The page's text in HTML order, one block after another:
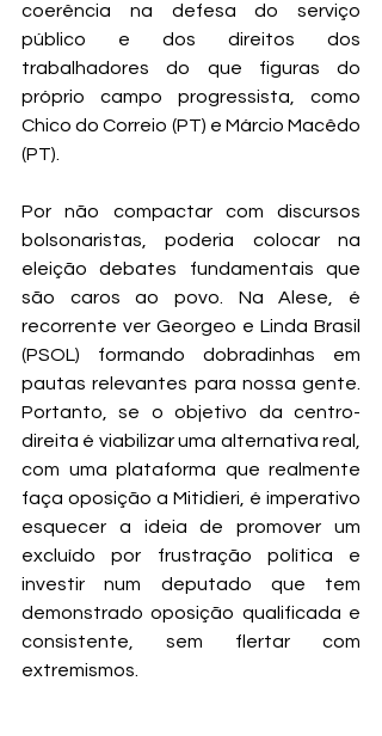
coerência na defesa do serviço
público e dos direitos dos
trabalhadores do que figuras do
próprio campo progressista, como
Chico do Correio (PT) e Márcio Macêdo
(PT).
Por não compactar com discursos
bolsonaristas, poderia colocar na
eleição debates fundamentais que
são caros ao povo. Na Alese, é
recorrente ver Georgeo e Linda Brasil
(PSOL) formando dobradinhas em
pautas relevantes para nossa gente.
Portanto, se o objetivo da centro-
direita é viabilizar uma alternativa real,
com uma plataforma que realmente
faça oposição a Mitidieri, é imperativo
esquecer a ideia de promover um
excluído por frustração política e
investir num deputado que tem
demonstrado oposição qualificada e
consistente, sem flertar com
extremismos.